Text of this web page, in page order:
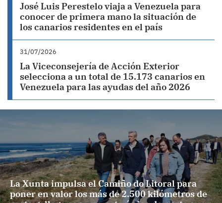
José Luis Perestelo viaja a Venezuela para
conocer de primera mano la situación de
los canarios residentes en el país
31/07/2026
La Viceconsejería de Acción Exterior
selecciona a un total de 15.173 canarios en
Venezuela para las ayudas del año 2026
La Xunta impulsa el Camiño do Litoral para
poner en valor los más de 2.500 kilómetros de